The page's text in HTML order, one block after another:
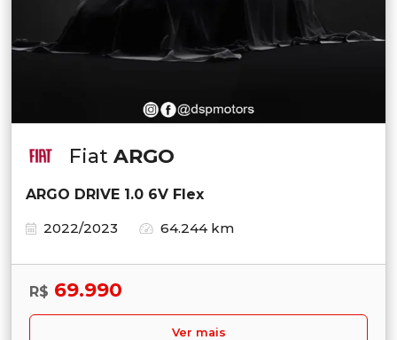
Fiat ARGO
ARGO DRIVE 1.0 6V Flex
2022/2023
64.244 km
R$ 69.990
Ver mais